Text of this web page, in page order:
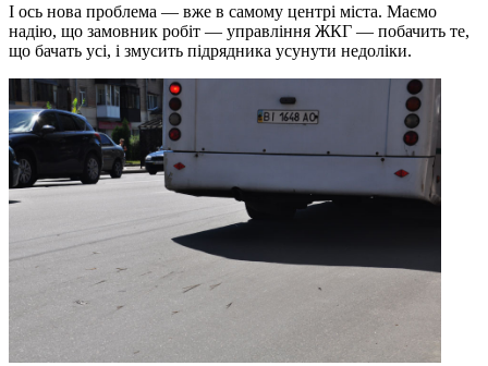
І ось нова проблема — вже в самому центрі міста. Маємо
надію, що замовник робіт — управління ЖКГ — побачить те,
що бачать усі, і змусить підрядника усунути недоліки.